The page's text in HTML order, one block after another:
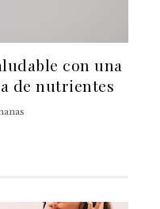
con una
de nutrientes